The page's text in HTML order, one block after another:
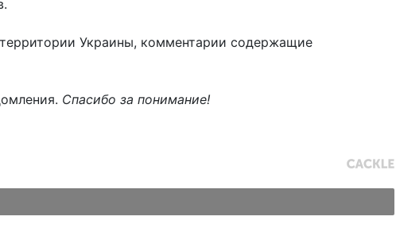
Украины, комментарии содержащие
Спасибо за понимание!